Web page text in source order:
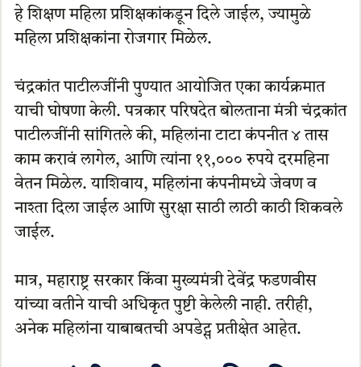
हे शिक्षण महिला प्रशिक्षकांकडून दिले जाईल, ज्यामुळे
महिला प्रशिक्षकांना रोजगार मिळेल.
चंद्रकांत पाटीलजींनी पुण्यात आयोजित एका कार्यक्रमात
याची घोषणा केली. पत्रकार परिषदेत बोलताना मंत्री चंद्रकांत
पाटीलजींनी सांगितले की, महिलांना टाटा कंपनीत ४ तास
काम करावं लागेल, आणि त्यांना ११,००० रुपये दरमहिना
वेतन मिळेल. याशिवाय, महिलांना कंपनीमध्ये जेवण व
नाश्ता दिला जाईल आणि सुरक्षा साठी लाठी काठी शिकवले
जाईल.
मात्र, महाराष्ट्र सरकार किंवा मुख्यमंत्री देवेंद्र फडणवीस
यांच्या वतीने याची अधिकृत पुष्टी केलेली नाही. तरीही,
अनेक महिलांना याबाबतची अपडेट्स प्रतीक्षेत आहेत.